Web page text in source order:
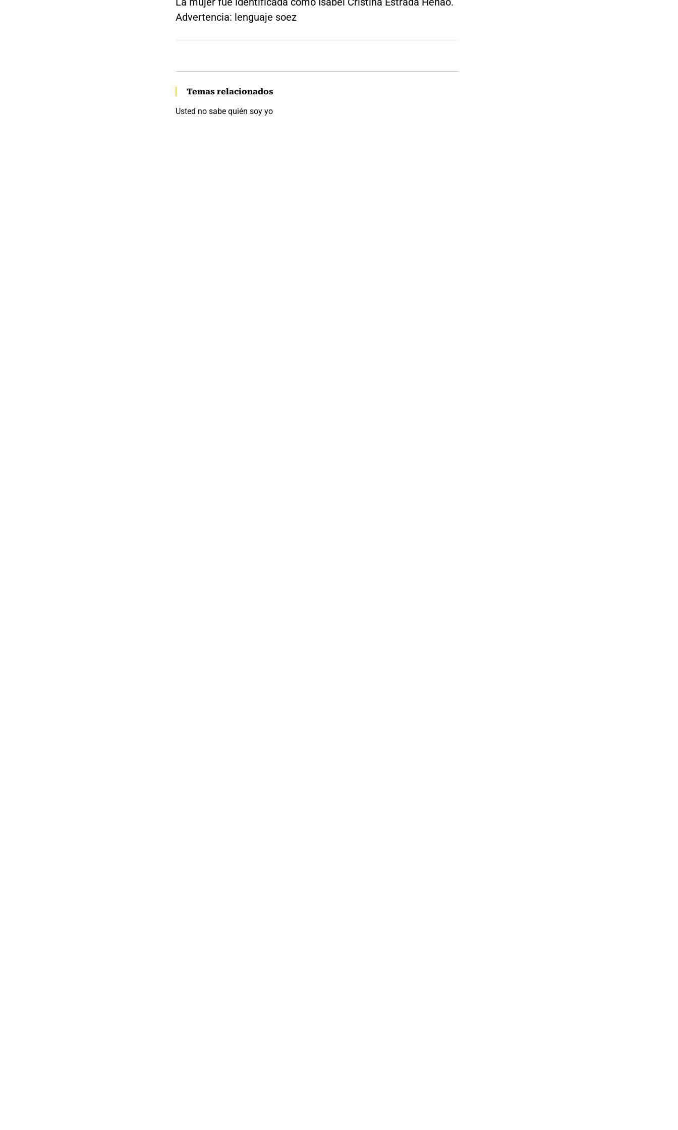
Advertencia: lenguaje soez
Temas relacionados
Usted no sabe quién soy yo